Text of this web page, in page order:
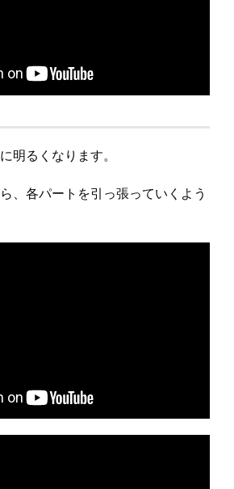
明るくなります。
、各パートを引っ張っていくよう